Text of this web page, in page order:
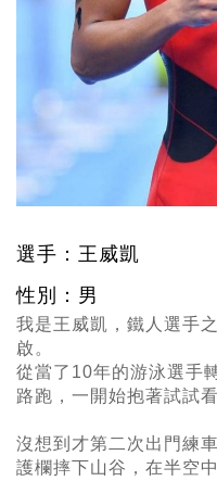
選手：王威凱
性別：男
我是王威凱，鐵人選手
啟。
從當了10年的游泳選手
路跑，一開始抱著試試
沒想到才第二次出門練
護欄摔下山谷，在半空